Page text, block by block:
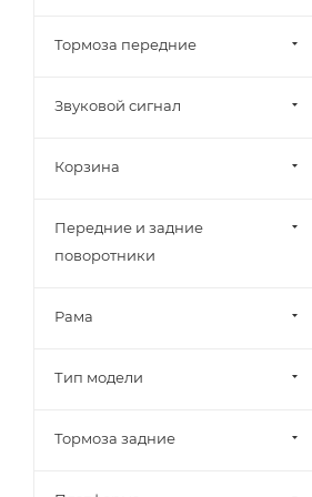
Тормоза передние
Звуковой сигнал
Корзина
Передние и задние
поворотники
Рама
Тип модели
Тормоза задние